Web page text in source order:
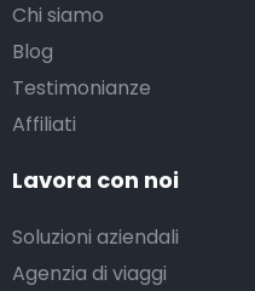
Chi siamo
Blog
Testimonianze
Affiliati
Lavora con noi
Soluzioni aziendali
Agenzia di viaggi